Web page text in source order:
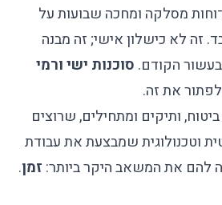
מסלקה ומחכה שבועות על
זה לא כישלון אישי; זה מבנה
הקודם. סוכנות ישי ורמי
לפתור את זה.
ותיקים ומתחילים, שרוצים
וטכנולוגית שמבצעת את עבודת
להם את המשאב היקר ביותר: זמן.